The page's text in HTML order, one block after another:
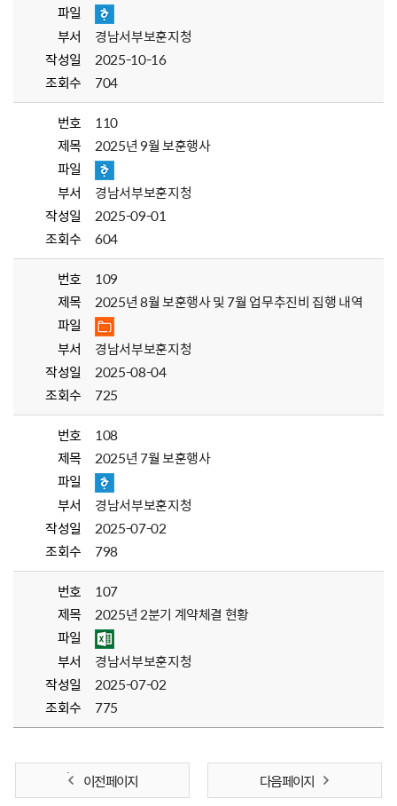
파일
부서
경남서부보훈지청
작성일
2025-10-16
조회수
704
번호
110
제목
2025년 9월 보훈행사
파일
부서
경남서부보훈지청
작성일
2025-09-01
조회수
604
번호
109
제목
2025년 8월 보훈행사 및 7월 업무추진비 집행 내역
파일
부서
경남서부보훈지청
작성일
2025-08-04
조회수
725
번호
108
제목
2025년 7월 보훈행사
파일
부서
경남서부보훈지청
작성일
2025-07-02
조회수
798
번호
107
제목
2025년 2분기 계약체결 현황
파일
부서
경남서부보훈지청
작성일
2025-07-02
조회수
775
이전 페이지 다음 페이지